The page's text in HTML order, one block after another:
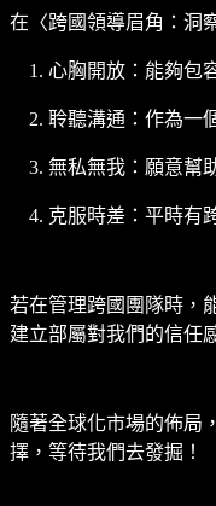
在〈跨國領導眉角：洞
心胸開放：能夠包
聆聽溝通：作為一
無私無我：願意幫
克服時差：平時有
若在管理跨國團隊時，
建立部屬對我們的信任
隨著全球化市場的佈局
擇，等待我們去發掘！